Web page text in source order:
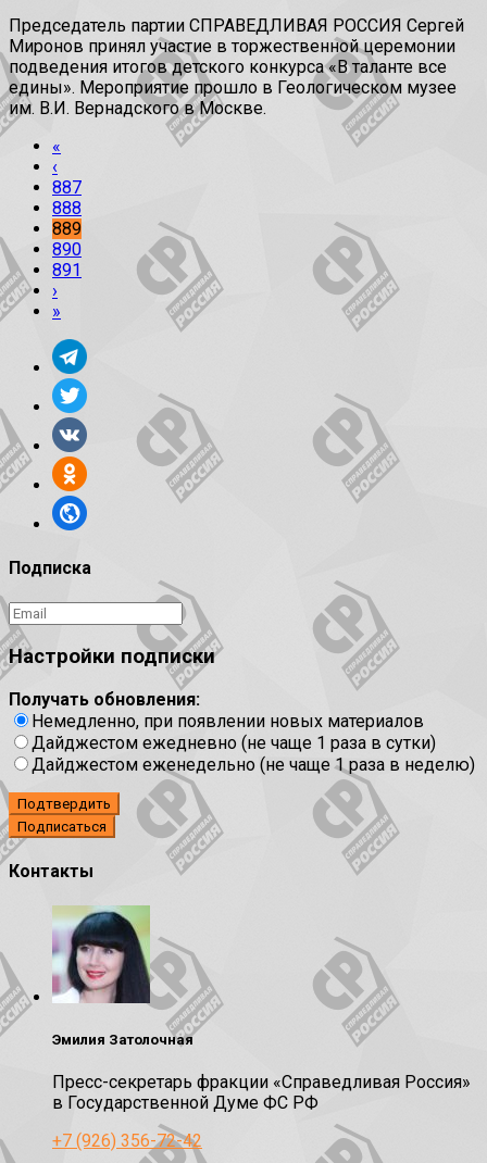
Председатель партии СПРАВЕДЛИВАЯ РОССИЯ Сергей
Миронов принял участие в торжественной церемонии
подведения итогов детского конкурса «В таланте все
едины». Мероприятие прошло в Геологическом музее
им. В.И. Вернадского в Москве.
«
‹
887
888
889
890
891
›
»
Подписка
Настройки подписки
Получать обновления:
Немедленно, при появлении новых материалов
Дайджестом ежедневно (не чаще 1 раза в сутки)
Дайджестом еженедельно (не чаще 1 раза в неделю)
Подтвердить
Контакты
Эмилия Затолочная
Пресс-секретарь фракции «Справедливая Россия»
в Государственной Думе ФС РФ
+7 (926) 356-72-42